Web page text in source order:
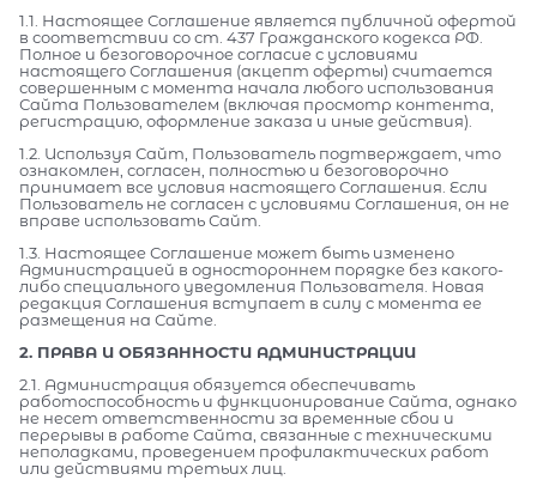
1.1. Настоящее Соглашение является публичной офертой
в соответствии со ст. 437 Гражданского кодекса РФ.
Полное и безоговорочное согласие с условиями
настоящего Соглашения (акцепт оферты) считается
совершенным с момента начала любого использования
Сайта Пользователем (включая просмотр контента,
регистрацию, оформление заказа и иные действия).
1.2. Используя Сайт, Пользователь подтверждает, что
ознакомлен, согласен, полностью и безоговорочно
принимает все условия настоящего Соглашения. Если
Пользователь не согласен с условиями Соглашения, он не
вправе использовать Сайт.
1.3. Настоящее Соглашение может быть изменено
Администрацией в одностороннем порядке без какого-
либо специального уведомления Пользователя. Новая
редакция Соглашения вступает в силу с момента ее
размещения на Сайте.
2. ПРАВА И ОБЯЗАННОСТИ АДМИНИСТРАЦИИ
2.1. Администрация обязуется обеспечивать
работоспособность и функционирование Сайта, однако
не несет ответственности за временные сбои и
перерывы в работе Сайта, связанные с техническими
неполадками, проведением профилактических работ
или действиями третьих лиц.